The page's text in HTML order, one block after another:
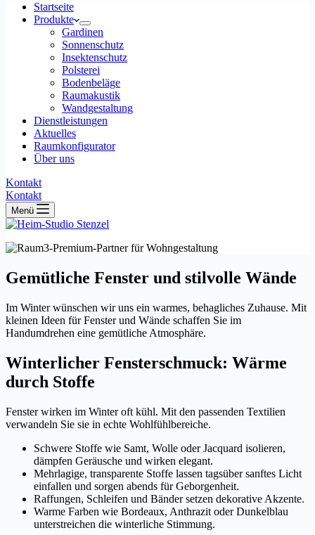
Startseite
Produkte
Gardinen
Sonnenschutz
Insektenschutz
Polsterei
Bodenbeläge
Raumakustik
Wandgestaltung
Dienstleistungen
Aktuelles
Raumkonfigurator
Über uns
Kontakt
Kontakt
Menü
Gemütliche Fenster und stilvolle Wände
Im Winter wünschen wir uns ein warmes, behagliches Zuhause. Mit
kleinen Ideen für Fenster und Wände schaffen Sie im
Handumdrehen eine gemütliche Atmosphäre.
Winterlicher Fensterschmuck: Wärme
durch Stoffe
Fenster wirken im Winter oft kühl. Mit den passenden Textilien
verwandeln Sie sie in echte Wohlfühlbereiche.
Schwere Stoffe wie Samt, Wolle oder Jacquard isolieren,
dämpfen Geräusche und wirken elegant.
Mehrlagige, transparente Stoffe lassen tagsüber sanftes Licht
einfallen und sorgen abends für Geborgenheit.
Raffungen, Schleifen und Bänder setzen dekorative Akzente.
Warme Farben wie Bordeaux, Anthrazit oder Dunkelblau
unterstreichen die winterliche Stimmung.